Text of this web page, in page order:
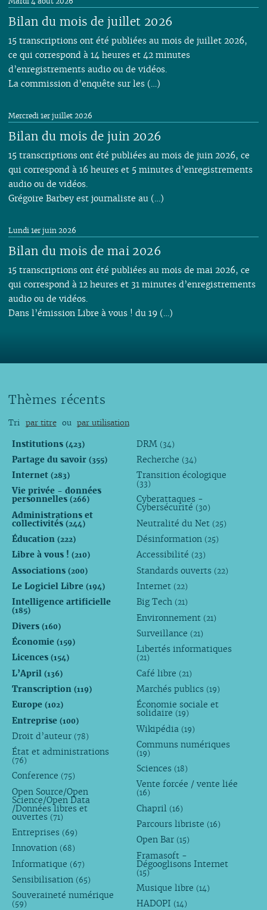
01
01
01
Bilan du mois de juillet 2026
15 transcriptions ont été publiées au mois de juillet 2026,
ce qui correspond à 14 heures et 42 minutes
d’enregistrements audio ou de vidéos.
La commission d’enquête sur les (…)
Bilan du mois de juin 2026
Mercredi 1er juillet 2026
15 transcriptions ont été publiées au mois de juin 2026, ce
qui correspond à 16 heures et 5 minutes d’enregistrements
audio ou de vidéos.
Grégoire Barbey est journaliste au (…)
Bilan du mois de mai 2026
Lundi 1er juin 2026
15 transcriptions ont été publiées au mois de mai 2026, ce
qui correspond à 12 heures et 31 minutes d’enregistrements
audio ou de vidéos.
Dans l’émission Libre à vous ! du 19 (…)
Thèmes récents
Tri par titre ou par utilisation
Institutions (423)
Partage du savoir (355)
Internet (283)
Vie privée - données
personnelles (266)
Administrations et
collectivités (244)
Éducation (222)
Libre à vous ! (210)
Associations (200)
Le Logiciel Libre (194)
Intelligence artificielle
(185)
Divers (160)
Économie (159)
Licences (154)
L’April (136)
Transcription (119)
Europe (102)
Entreprise (100)
Droit d’auteur (78)
État et administrations
(76)
Conference (75)
Open Source/Open
Science/Open Data
/Données libres et
ouvertes (71)
Entreprises (69)
Innovation (68)
Informatique (67)
Sensibilisation (65)
Souveraineté numérique
(59)
DRM (34)
Recherche (34)
Transition écologique
(33)
Cyberattaques -
Cybersécurité (30)
Neutralité du Net (25)
Désinformation (25)
Accessibilité (23)
Standards ouverts (22)
Internet (22)
Big Tech (21)
Environnement (21)
Surveillance (21)
Libertés informatiques
(21)
Café libre (21)
Marchés publics (19)
Économie sociale et
solidaire (19)
Wikipédia (19)
Communs numériques
(19)
Sciences (18)
Vente forcée / vente liée
(16)
Chapril (16)
Parcours libriste (16)
Open Bar (15)
Framasoft -
Dégooglisons Internet
(15)
Musique libre (14)
HADOPI (14)